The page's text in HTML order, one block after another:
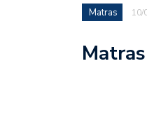
Matras 10/